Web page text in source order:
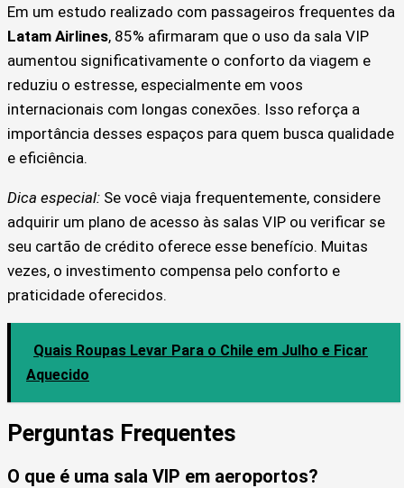
Em um estudo realizado com passageiros frequentes da
Latam Airlines, 85% afirmaram que o uso da sala VIP
aumentou significativamente o conforto da viagem e
reduziu o estresse, especialmente em voos
internacionais com longas conexões. Isso reforça a
importância desses espaços para quem busca qualidade
e eficiência.
Dica especial: Se você viaja frequentemente, considere
adquirir um plano de acesso às salas VIP ou verificar se
seu cartão de crédito oferece esse benefício. Muitas
vezes, o investimento compensa pelo conforto e
praticidade oferecidos.
Quais Roupas Levar Para o Chile em Julho e Ficar
Aquecido
Perguntas Frequentes
O que é uma sala VIP em aeroportos?